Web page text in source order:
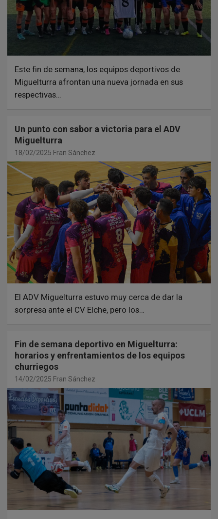
Este fin de semana, los equipos deportivos de
Miguelturra afrontan una nueva jornada en sus
respectivas…
Un punto con sabor a victoria para el ADV
Miguelturra
18/02/2025 Fran Sánchez
El ADV Miguelturra estuvo muy cerca de dar la
sorpresa ante el CV Elche, pero los…
Fin de semana deportivo en Miguelturra:
horarios y enfrentamientos de los equipos
churriegos
14/02/2025 Fran Sánchez